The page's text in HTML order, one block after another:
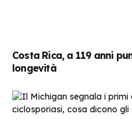
Costa Rica, a 119 anni
longevità